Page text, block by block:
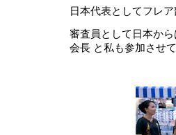
日本代表としてフレ
審査員として日本か
会長 と私も参加させ